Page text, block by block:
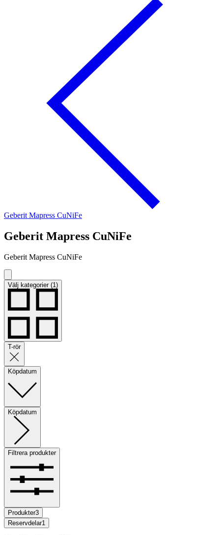
Geberit Mapress CuNiFe
Geberit Mapress CuNiFe
Geberit Mapress CuNiFe
Välj kategorier (1)
T-rör
Köpdatum
Köpdatum
Filtrera produkter
Produkter3
Reservdelar1